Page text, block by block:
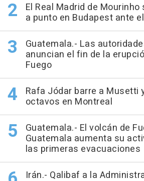
El Real Madrid de
a punto en Budapest ante
Guatemala.- Las
anuncian el fin de la
Fuego
Rafa Jódar barre a Musetti
octavos en Montreal
Guatemala.- El volcán de
Guatemala aumenta su
las primeras evacuaciones
Irán.- Qalibaf a la